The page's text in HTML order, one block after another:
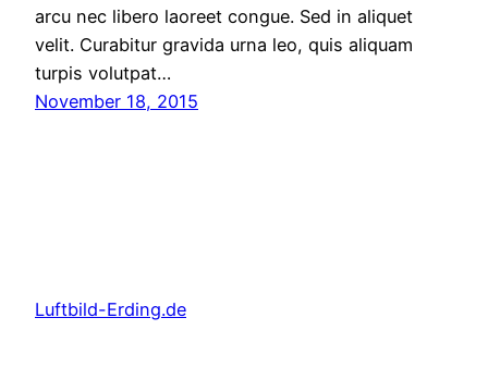
arcu nec libero laoreet congue. Sed in aliquet
velit. Curabitur gravida urna leo, quis aliquam
turpis volutpat…
November 18, 2015
Luftbild-Erding.de